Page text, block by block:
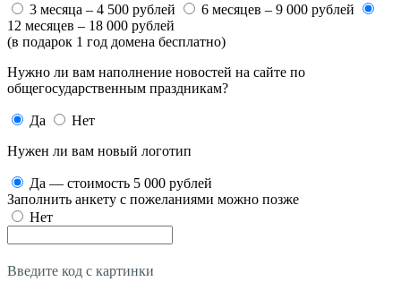
3 месяца – 4 500 рублей
6 месяцев – 9 000 рублей
12 месяцев – 18 000 рублей
(в подарок 1 год домена бесплатно)
Нужно ли вам наполнение новостей на сайте по
общегосударственным праздникам?
Да
Нет
Нужен ли вам новый логотип
Да — стоимость 5 000 рублей
Заполнить анкету с пожеланиями можно позже
Нет
Введите код с картинки